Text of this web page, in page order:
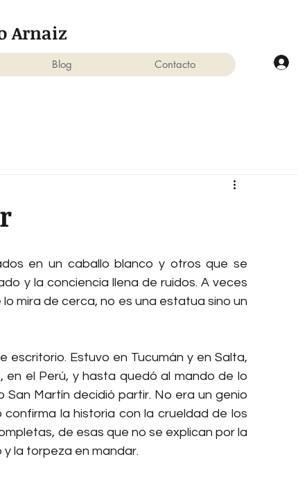
Arnaiz
Blog Contacto
en un caballo blanco y otros que se
y la conciencia llena de ruidos. A veces
mira de cerca, no es una estatua sino un
escritorio. Estuvo en Tucumán y en Salta,
en el Perú, y hasta quedó al mando de lo
Martín decidió partir. No era un genio
la historia con la crueldad de los
de esas que no se explican por la
y la torpeza en mandar.